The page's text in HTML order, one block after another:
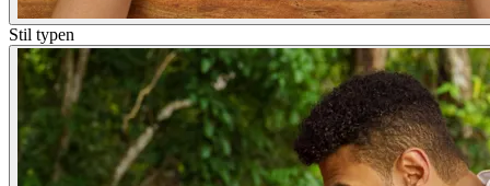
Stil typen